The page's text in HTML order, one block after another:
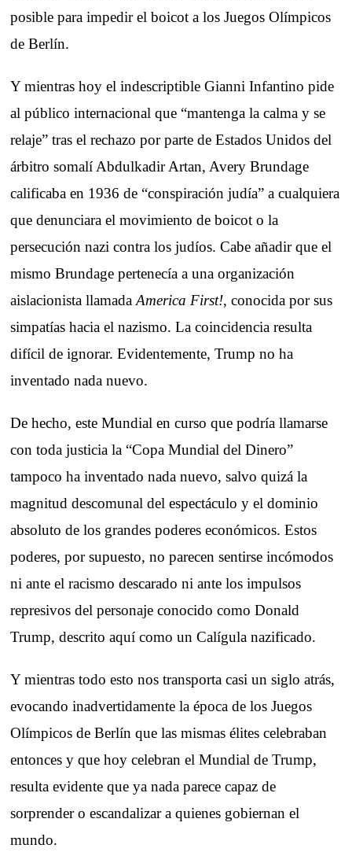
posible para impedir el boicot a los Juegos Olímpicos
de Berlín.
Y mientras hoy el indescriptible Gianni Infantino pide
al público internacional que “mantenga la calma y se
relaje” tras el rechazo por parte de Estados Unidos del
árbitro somalí Abdulkadir Artan, Avery Brundage
calificaba en 1936 de “conspiración judía” a cualquiera
que denunciara el movimiento de boicot o la
persecución nazi contra los judíos. Cabe añadir que el
mismo Brundage pertenecía a una organización
aislacionista llamadaAmerica First!, conocida por sus
simpatías hacia el nazismo. La coincidencia resulta
difícil de ignorar. Evidentemente, Trump no ha
inventado nada nuevo.
De hecho, este Mundial en curso que podría llamarse
con toda justicia la “Copa Mundial del Dinero”
tampoco ha inventado nada nuevo, salvo quizá la
magnitud descomunal del espectáculo y el dominio
absoluto de los grandes poderes económicos. Estos
poderes, por supuesto, no parecen sentirse incómodos
ni ante el racismo descarado ni ante los impulsos
represivos del personaje conocido como Donald
Trump, descrito aquí como un Calígula nazificado.
Y mientras todo esto nos transporta casi un siglo atrás,
evocando inadvertidamente la época de los Juegos
Olímpicos de Berlín que las mismas élites celebraban
entonces y que hoy celebran el Mundial de Trump,
resulta evidente que ya nada parece capaz de
sorprender o escandalizar a quienes gobiernan el
mundo.